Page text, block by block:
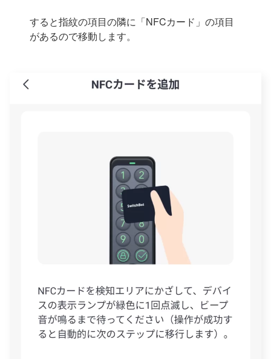
すると指紋の項目の隣に「NFCカード」の項目
があるので移動します。